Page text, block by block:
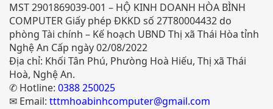
MST 2901869039-001 – HỘ KINH DOANH HÒA BÌNH
COMPUTER Giấy phép ĐKKD số 27T80004432 do
phòng Tài chính – Kế hoạch UBND Thị xã Thái Hòa tỉnh
Nghệ An Cấp ngày 02/08/2022
Địa chỉ: Khối Tân Phú, Phưòng Hoà Hiếu, Thị xã Thái
Hoà, Nghệ An.
✆ Hotline: 0388 250025
✉ Email: tttmhoabinhcomputer@gmail.com